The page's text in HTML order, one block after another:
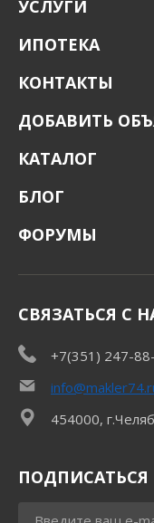
УСЛУГИ
ИПОТЕКА
КОНТАКТЫ
ДОБАВИТЬ
КАТАЛОГ
БЛОГ
ФОРУМЫ
СВЯЗАТЬСЯ С
+7(351) 247-
454000,
ПОДПИСАТЬСЯ